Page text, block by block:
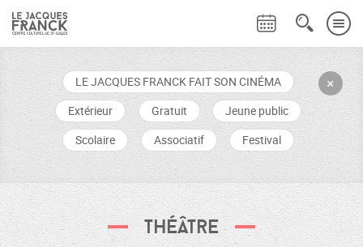
+
LE JACQUES FRANCK FAIT SON CINÉMA
Extérieur
Gratuit
Jeune public
Scolaire
Associatif Festival
Théâtre